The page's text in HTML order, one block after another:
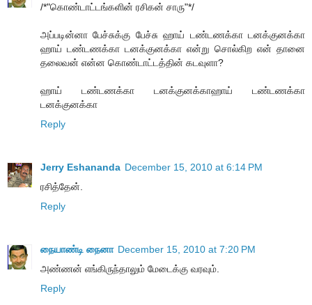
/*"கொண்டாட்டங்களின் ரசிகன் சாரு"*/
அப்படின்னா பேச்சுக்கு பேச்சு ஹாய் டண்டணக்கா டனக்குனக்கா
ஹாய் டண்டணக்கா டனக்குனக்கா என்று சொல்கிற என் தானை
தலைவன் என்ன கொண்டாட்டத்தின் கடவுளா?
ஹாய் டண்டணக்கா டனக்குனக்காஹாய் டண்டணக்கா
டனக்குனக்கா
Reply
Jerry Eshananda December 15, 2010 at 6:14 PM
ரசித்தேன்.
Reply
நையாண்டி நைனா December 15, 2010 at 7:20 PM
அண்ணன் எங்கிருந்தாலும் மேடைக்கு வரவும்.
Reply